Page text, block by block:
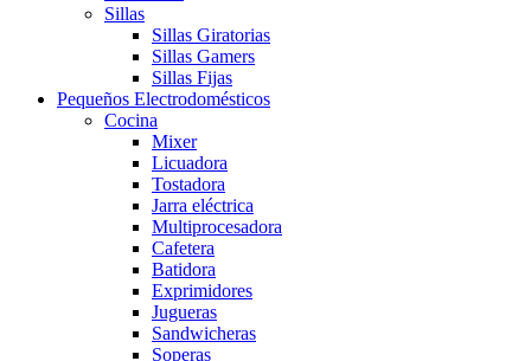
Sillas
Sillas Giratorias
Sillas Gamers
Sillas Fijas
Pequeños Electrodomésticos
Cocina
Mixer
Licuadora
Tostadora
Jarra eléctrica
Multiprocesadora
Cafetera
Batidora
Exprimidores
Jugueras
Sandwicheras
Soperas